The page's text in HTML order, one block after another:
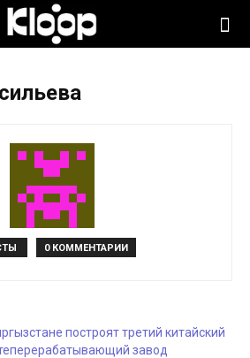
0 КОММЕНТАРИИ
построят третий китайский
завод